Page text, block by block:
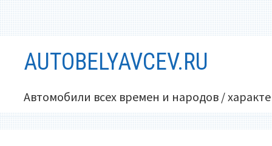
содержимомуAUTOBELYAVCEV.RU
Автомобили всех времен и народов /